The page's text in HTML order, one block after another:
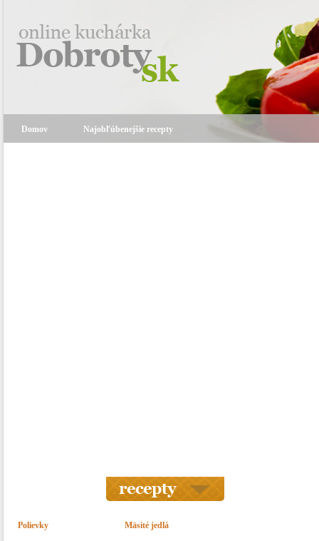
Domov Najobľúbenejšie recepty
Polievky Mäsité jedlá